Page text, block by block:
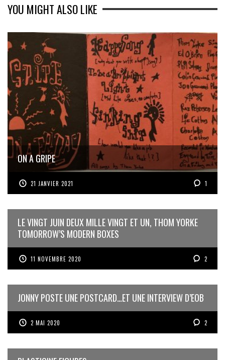
YOU MIGHT ALSO LIKE
ON A GRIPE
21 JANVIER 2021 1
LE VINGT JUIN DEUX MILLE VINGT ET UN, THOM YORKE
TOMORROW’S MODERN BOXES
11 NOVEMBRE 2020 2
JONNY POSTE UNE POSTCARD…ET UNE INTERVIEW D’EOB
2 MAI 2020 2